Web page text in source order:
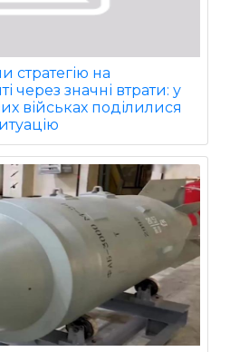
стратегію на
через значні втрати: у
військах поділилися